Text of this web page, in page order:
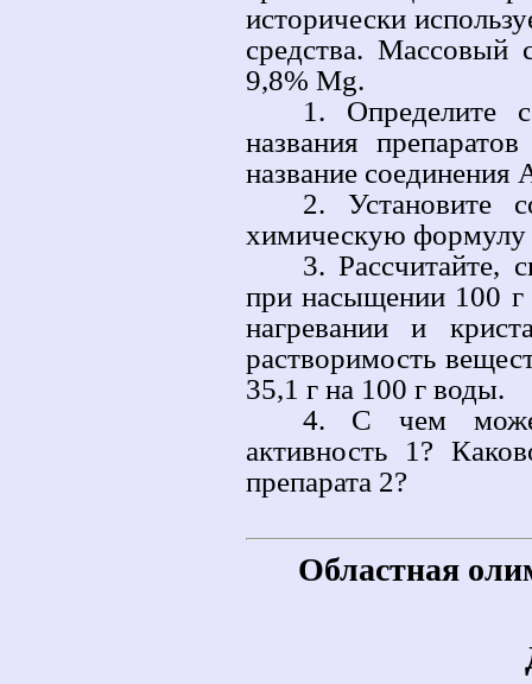
исторически
средства.
9,8% Mg.
1. Определите
названия
название соединения
2. Установите
химическую формулу
3. Рассчитайте,
при насыщении 100
нагревании и
растворимость
35,1 г на 100 г воды.
4. С чем может
активность 1?
препарата 2?
Областная